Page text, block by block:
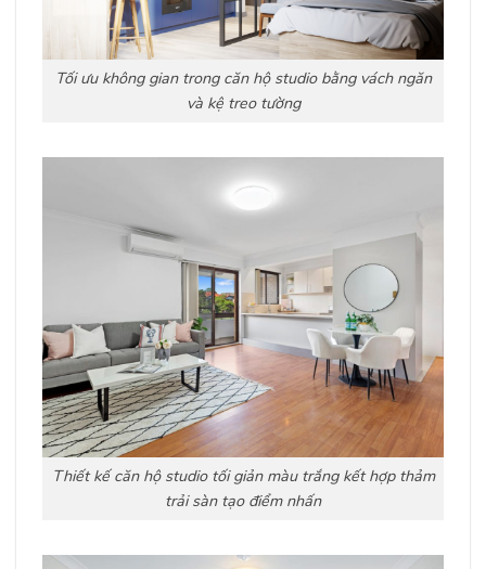
Tối ưu không gian trong căn hộ studio bằng vách ngăn
và kệ treo tường
Thiết kế căn hộ studio tối giản màu trắng kết hợp thảm
trải sàn tạo điểm nhấn